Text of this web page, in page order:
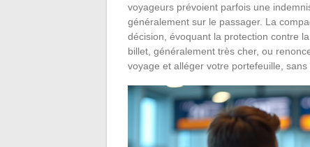
voyageurs prévoient parfois une
généralement sur le passager. La
décision, évoquant la protection contre
billet, généralement très cher, ou
voyage et alléger votre portefeuille,